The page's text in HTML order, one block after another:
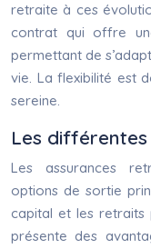
retraite à ces
contrat qui offre
permettant de
vie. La flexibilité est
sereine.
Les
Les assurances
options de sortie
capital et les retraits
présente des